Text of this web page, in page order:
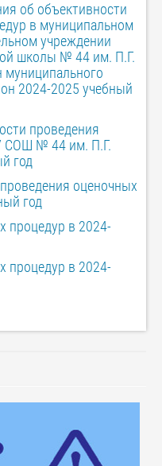
об объективности
в муниципальном
учреждении
школы № 44 им. П.Г.
муниципального
2024-2025 учебный
проведения
СОШ № 44 им. П.Г.
год
оценочных
год
процедур в 2024-
процедур в 2024-